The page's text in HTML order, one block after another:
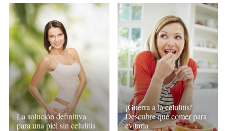
La solución definitiva
para una piel sin celulitis
¡Guerra a la celulitis!
Descubre qué comer para
evitarla